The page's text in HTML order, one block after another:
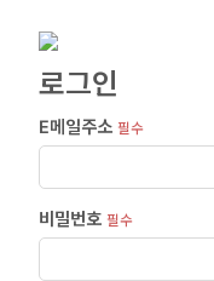
로그인
E메일주소 필수
비밀번호 필수